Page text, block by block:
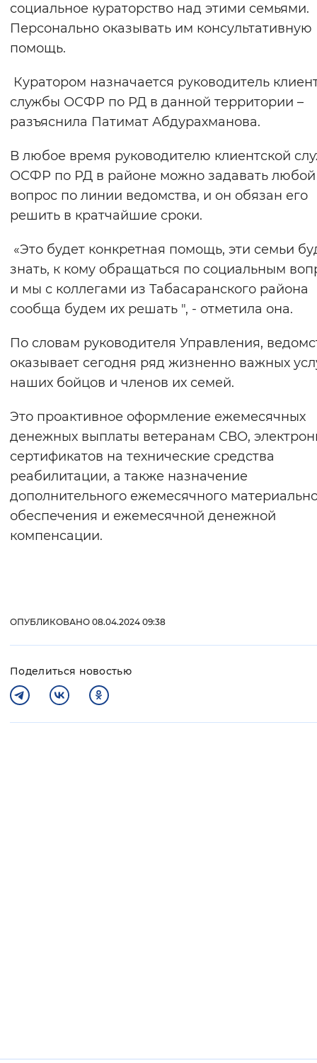
социальное кураторство над этими семьями.
Персонально оказывать им консультативную
помощь.
Куратором назначается руководитель
службы ОСФР по РД в данной территории –
разъяснила Патимат Абдурахманова.
В любое время руководителю клиентской
ОСФР по РД в районе можно задавать любой
вопрос по линии ведомства, и он обязан его
решить в кратчайшие сроки.
«Это будет конкретная помощь, эти семьи
знать, к кому обращаться по социальным
и мы с коллегами из Табасаранского района
сообща будем их решать ", - отметила она.
По словам руководителя Управления,
оказывает сегодня ряд жизненно важных
наших бойцов и членов их семей.
Это проактивное оформление ежемесячных
денежных выплаты ветеранам СВО,
сертификатов на технические средства
реабилитации, а также назначение
дополнительного ежемесячного
обеспечения и ежемесячной денежной
компенсации.
ОПУБЛИКОВАНО 08.04.2024 09:38
Поделиться новостью